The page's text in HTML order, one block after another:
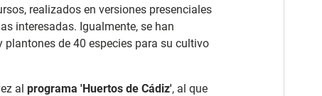
realizados en versiones presenciales
interesadas. Igualmente, se han
de 40 especies para su cultivo
al programa 'Huertos de Cádiz', al que